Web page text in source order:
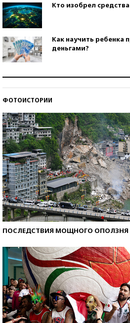
Кто изобрел средства
Как научить ребенка
деньгами?
ФОТОИСТОРИИ
ПОСЛЕДСТВИЯ МОЩНОГО ОПОЛЗНЯ